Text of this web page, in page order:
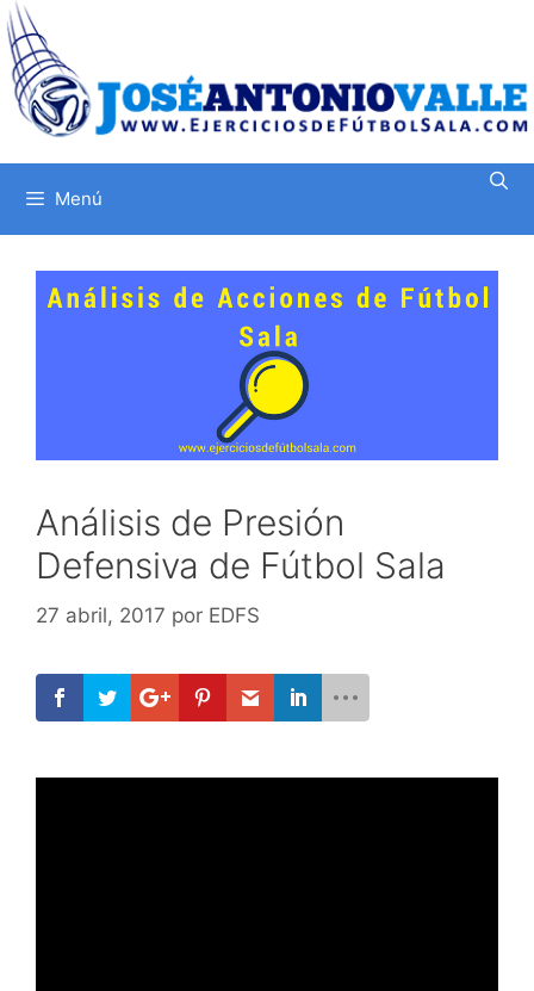
Saltar
al
contenido
Menú
Análisis de Presión
Defensiva de Fútbol Sala
27 abril, 2017 por EDFS